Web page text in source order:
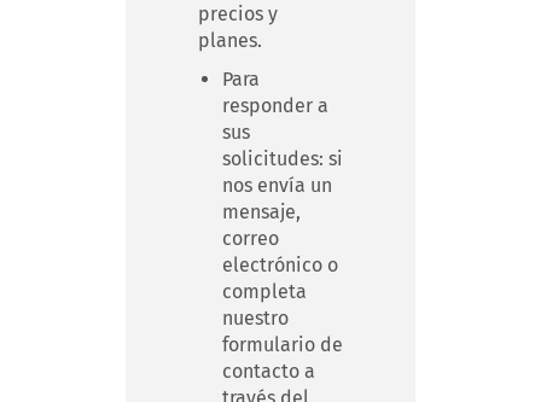
precios y
planes.
Para
responder a
sus
solicitudes: si
nos envía un
mensaje,
correo
electrónico o
completa
nuestro
formulario de
contacto a